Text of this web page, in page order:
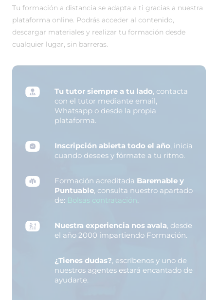
Tu formación a distancia se adapta a ti gracias a nuestra
plataforma online. Podrás acceder al contenido,
descargar materiales y realizar tu formación desde
cualquier lugar, sin barreras.
Tu tutor siempre a tu lado, contacta
con el tutor mediante email,
Whatsapp o desde la propia
plataforma.
Inscripción abierta todo el año, inicia
cuando desees y fórmate a tu ritmo.
Formación acreditada Baremable y
Puntuable, consulta nuestro apartado
de: Bolsas contratación.
Nuestra experiencia nos avala, desde
el año 2000 impartiendo Formación.
¿Tienes dudas?, escríbenos y uno de
nuestros agentes estará encantado de
ayudarte.